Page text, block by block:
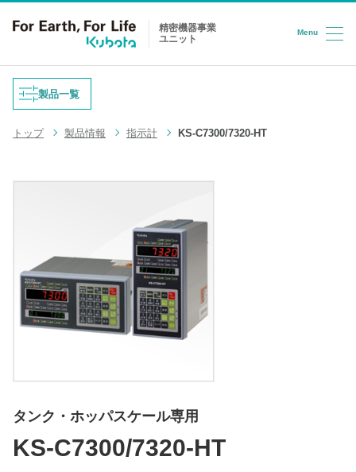
コンテンツへスキップ
精密機器事業
ユニット
Menu
製品一覧
重量式フィーダ
LPG充填システム
ロードセル
半導体/HD検査装置
選別・計測・監視システム
トラックスケール
トップ 製品情報 指示計 KS-C7300/7320-HT
タンク・ホッパスケール専用
KS-C7300/7320-HT